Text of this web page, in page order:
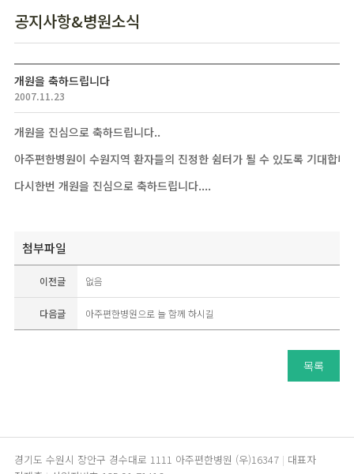
공지사항&병원소식
개원을 축하드립니다
2007.11.23
개원을 진심으로 축하드립니다..
아주편한병원이 수원지역 환자들의 진정한 쉼터가 될 수 있도록 기대합니
다시한번 개원을 진심으로 축하드립니다....
첨부파일
이전글 없음
다음글 아주편한병원으로 늘 함께 하시길
목록
경기도 수원시 장안구 경수대로 1111 아주편한병원 (우)16347
대표자